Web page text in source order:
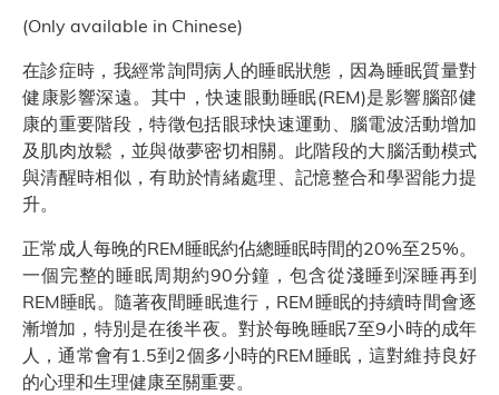
(Only available in Chinese)
在診症時，我經常詢問病人的睡眠狀態，因為睡眠質量對
健康影響深遠。其中，快速眼動睡眠(REM)是影響腦部健
康的重要階段，特徵包括眼球快速運動、腦電波活動增加
及肌肉放鬆，並與做夢密切相關。此階段的大腦活動模式
與清醒時相似，有助於情緒處理、記憶整合和學習能力提
升。
正常成人每晚的REM睡眠約佔總睡眠時間的20%至25%。
一個完整的睡眠周期約90分鐘，包含從淺睡到深睡再到
REM睡眠。隨著夜間睡眠進行，REM睡眠的持續時間會逐
漸增加，特別是在後半夜。對於每晚睡眠7至9小時的成年
人，通常會有1.5到2個多小時的REM睡眠，這對維持良好
的心理和生理健康至關重要。